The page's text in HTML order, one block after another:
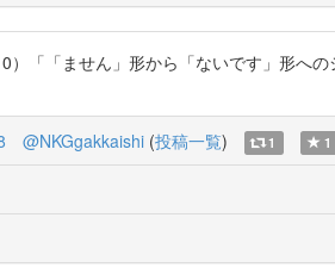
）「「ません」形から「ないです」形
@NKGgakkaishi (投稿一覧) 1 1